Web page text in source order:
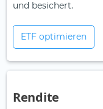
und besichert.
ETF optimieren
Rendite